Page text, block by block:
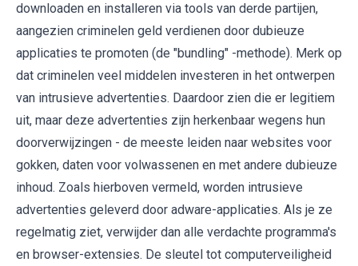
downloaden en installeren via tools van derde partijen,
aangezien criminelen geld verdienen door dubieuze
applicaties te promoten (de "bundling" -methode). Merk op
dat criminelen veel middelen investeren in het ontwerpen
van intrusieve advertenties. Daardoor zien die er legitiem
uit, maar deze advertenties zijn herkenbaar wegens hun
doorverwijzingen - de meeste leiden naar websites voor
gokken, daten voor volwassenen en met andere dubieuze
inhoud. Zoals hierboven vermeld, worden intrusieve
advertenties geleverd door adware-applicaties. Als je ze
regelmatig ziet, verwijder dan alle verdachte programma's
en browser-extensies. De sleutel tot computerveiligheid